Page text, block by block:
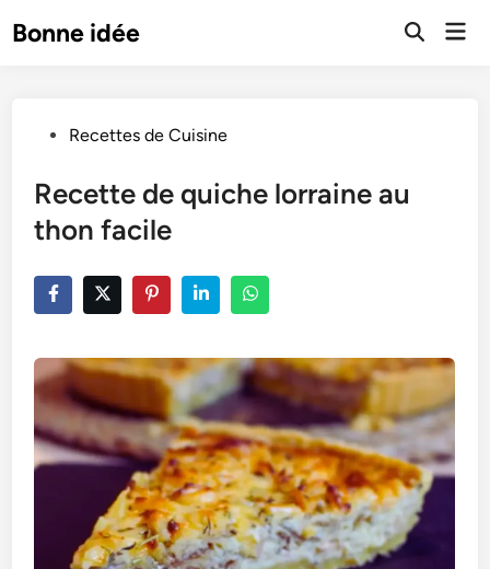
toBonne idée
Open
PostedRecettes de Cuisine
Recette de quiche lorraine au
thon facile